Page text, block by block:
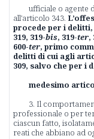
ufficiale o agente
all'articolo 343.
procede per i delitti,
319, 319-bis, 319-ter,
600-ter, primo
delitti di cui agli
309, salvo che per i
medesimo
3. Il
professionale o per
ciascun fatto,
reati che abbiano ad